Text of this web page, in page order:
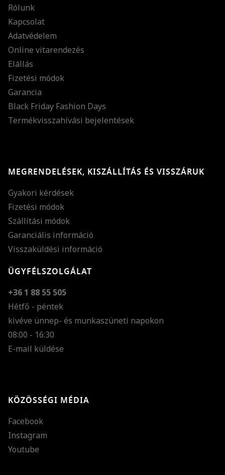
Rólunk
Kapcsolat
Adatvédelem
Online vitarendezés
Elállás
Fizetési módok
Garancia
Black Friday Fashion Days
Termékvisszahívási bejelentések
MEGRENDELÉSEK, KISZÁLLÍTÁS ÉS VISSZÁRUK
Gyakori kérdések
Fizetési módok
Szállítási módok
Garanciális információ
Visszaküldési információ
ÜGYFÉLSZOLGÁLAT
+36 1 88 55 505
Hétfő - péntek
kivéve ünnep- és munkaszüneti napokon
08:00 - 16:30
E-mail küldése
KÖZÖSSÉGI MÉDIA
Facebook
Instagram
Youtube